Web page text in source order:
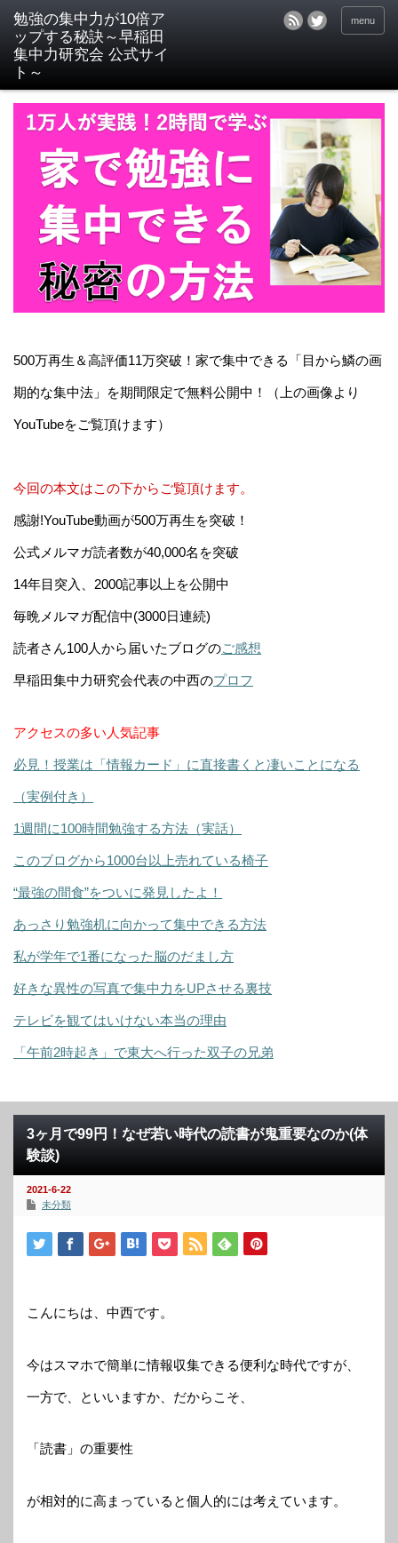
menu
500万再生＆高評価11万突破！家で集中できる「目から鱗の画
期的な集中法」を期間限定で無料公開中！（上の画像より
YouTubeをご覧頂けます）
今回の本文はこの下からご覧頂けます。
感謝!YouTube動画が500万再生を突破！
公式メルマガ読者数が40,000名を突破
14年目突入、2000記事以上を公開中
毎晩メルマガ配信中(3000日連続)
読者さん100人から届いたブログのご感想
早稲田集中力研究会代表の中西のプロフ
アクセスの多い人気記事
必見！授業は「情報カード」に直接書くと凄いことになる
（実例付き）
1週間に100時間勉強する方法（実話）
このブログから1000台以上売れている椅子
“最強の間食”をついに発見したよ！
あっさり勉強机に向かって集中できる方法
私が学年で1番になった脳のだまし方
好きな異性の写真で集中力をUPさせる裏技
テレビを観てはいけない本当の理由
「午前2時起き」で東大へ行った双子の兄弟
3ヶ月で99円！なぜ若い時代の読書が鬼重要なのか(体
験談)
2021-6-22
未分類
こんにちは、中西です。
今はスマホで簡単に情報収集できる便利な時代ですが、
一方で、といいますか、だからこそ、
「読書」の重要性
が相対的に高まっていると個人的には考えています。